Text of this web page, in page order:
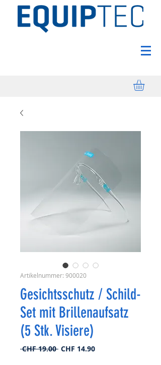
Artikelnummer: 900020
Gesichtsschutz / Schild-
Set mit Brillenaufsatz
(5 Stk. Visiere)
CHF 19.00 Standardpreis
CHF 14.90Sale-